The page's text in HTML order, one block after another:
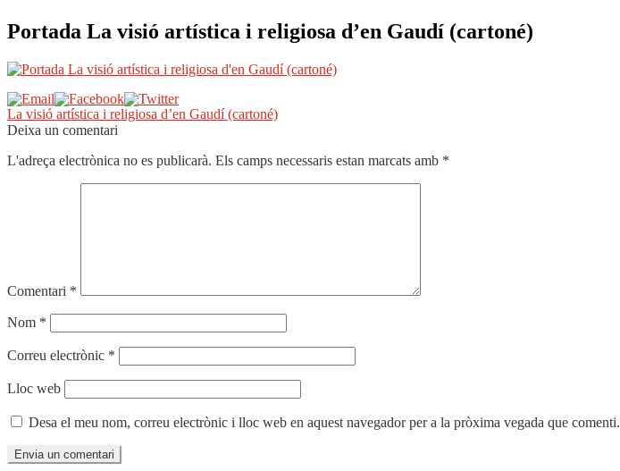
Portada La visió artística i religiosa d’en Gaudí (cartoné)
Navegació
d'entrades
Entrada
anterior:
La visió artística i religiosa d’en Gaudí (cartoné)
Deixa un comentari
L'adreça electrònica no es publicarà. Els camps necessaris estan marcats amb *
Comentari *
Nom *
Correu electrònic *
Lloc web
Desa el meu nom, correu electrònic i lloc web en aquest navegador per a la pròxima vegada que comenti.